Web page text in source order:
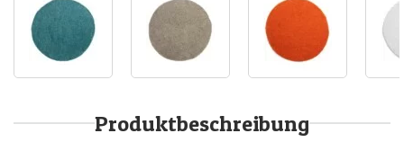
Produktbeschreibung